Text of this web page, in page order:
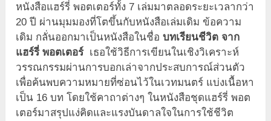
หนังสือแฮร์รี่ พอตเตอร์ทั้ง 7 เล่มมาตลอดระยะเวลากว่า
20 ปี ผ่านมุมมองที่โตขึ้นกับหนังสือเล่มเดิม ข้อความ
เดิม กลั่นออกมาเป็นหนังสือในชื่อบทเรียนชีวิต จาก
แฮร์รี่ พอตเตอร์เธอใช้วิธีการเขียนในเชิงวิเคราะห์
วรรณกรรมผ่านการบอกเล่าจากประสบการณ์ส่วนตัว
เพื่อค้นพบความหมายที่ซ่อนไว้ในเวทมนตร์ แบ่งเนื้อหา
เป็น 16 บท โดยใช้คาถาต่างๆ ในหนังสือชุดแฮร์รี่ พอต
เตอร์มาสรุปแง่คิดและแรงบันดาลใจในการใช้ชีวิต